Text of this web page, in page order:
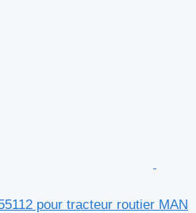
pour tracteur routier MAN